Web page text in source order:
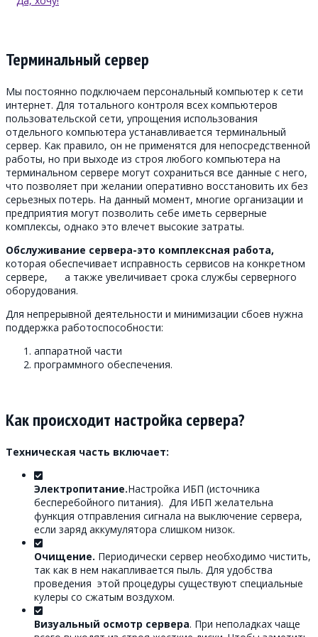
Терминальный сервер
Мы постоянно подключаем персональный компьютер к сети
интернет. Для тотального контроля всех компьютеров
пользовательской сети, упрощения использования
отдельного компьютера устанавливается терминальный
сервер. Как правило, он не применятся для непосредственной
работы, но при выходе из строя любого компьютера на
терминальном сервере могут сохраниться все данные с него,
что позволяет при желании оперативно восстановить их без
серьезных потерь. На данный момент, многие организации и
предприятия могут позволить себе иметь серверные
комплексы, однако это влечет высокие затраты.
Обслуживание сервера-это комплексная работа,
которая обеспечивает исправность сервисов на конкретном
сервере, а также увеличивает срока службы серверного
оборудования.
Для непрерывной деятельности и минимизации сбоев нужна
поддержка работоспособности:
аппаратной части
программного обеспечения.
Как происходит настройка сервера?
Техническая часть включает:
Электропитание.Настройка ИБП (источника
бесперебойного питания). Для ИБП желательна
функция отправления сигнала на выключение сервера,
если заряд аккумулятора слишком низок.
Очищение. Периодически сервер необходимо чистить,
так как в нем накапливается пыль. Для удобства
проведения этой процедуры существуют специальные
кулеры со сжатым воздухом.
Визуальный осмотр сервера. При неполадках чаще